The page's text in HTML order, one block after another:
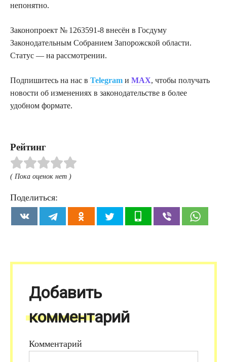
непонятно.
Законопроект № 1263591-8 внесён в Госдуму
Законодательным Собранием Запорожской области.
Статус — на рассмотрении.
Подпишитесь на нас в Telegram и MAX, чтобы получать
новости об изменениях в законодательстве в более
удобном формате.
Рейтинг
( Пока оценок нет )
Поделиться:
Добавить
комментарий
Комментарий